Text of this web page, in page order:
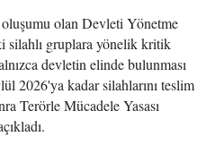
olan Devleti Yönetme
silahlı gruplara yönelik kritik
devletin elinde bulunması
2026'ya kadar silahlarını teslim
Terörle Mücadele Yasası